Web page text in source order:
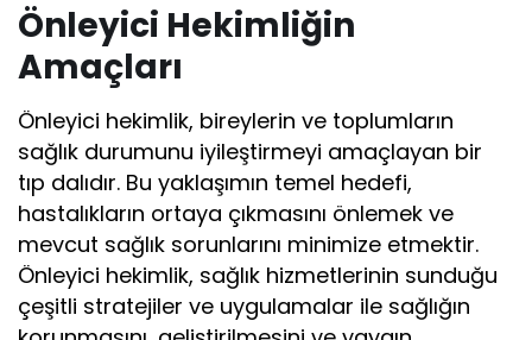
Önleyici Hekimliğin
Amaçları
Önleyici hekimlik, bireylerin ve toplumların
sağlık durumunu iyileştirmeyi amaçlayan bir
tıp dalıdır. Bu yaklaşımın temel hedefi,
hastalıkların ortaya çıkmasını önlemek ve
mevcut sağlık sorunlarını minimize etmektir.
Önleyici hekimlik, sağlık hizmetlerinin sunduğu
çeşitli stratejiler ve uygulamalar ile sağlığın